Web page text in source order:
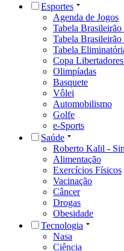
Esportes
Agenda de Jogos
Tabela Brasileirão
Tabela Brasileirão
Tabela
Copa
Olimpíadas
Basquete
Vôlei
Automobilismo
Golfe
e-Sports
Saúde
Roberto Kalil -
Alimentação
Exercícios Físicos
Vacinação
Câncer
Drogas
Obesidade
Tecnologia
Nasa
Ciência